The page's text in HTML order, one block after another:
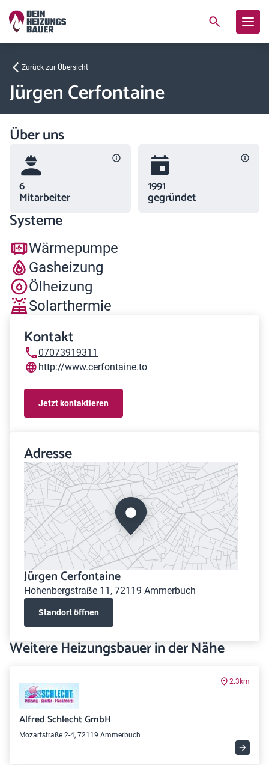
Zurück zur Übersicht
Jürgen Cerfontaine
Über uns
6
Mitarbeiter
1991
gegründet
Systeme
Wärmepumpe
Gasheizung
Ölheizung
Solarthermie
Kontakt
07073919311
http://www.cerfontaine.to
Jetzt kontaktieren
Adresse
Jürgen Cerfontaine
Hohenbergstraße 11, 72119 Ammerbuch
Standort öffnen
Weitere Heizungsbauer in der Nähe
2.3km
Alfred Schlecht GmbH
Mozartstraße 2-4, 72119 Ammerbuch